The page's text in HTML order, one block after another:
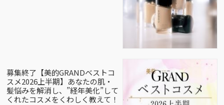
募集終了【美的GRANDベストコ
スメ2026上半期】あなたの肌・
髪悩みを解消し、”経年美化”して
くれたコスメをくわしく教えて！